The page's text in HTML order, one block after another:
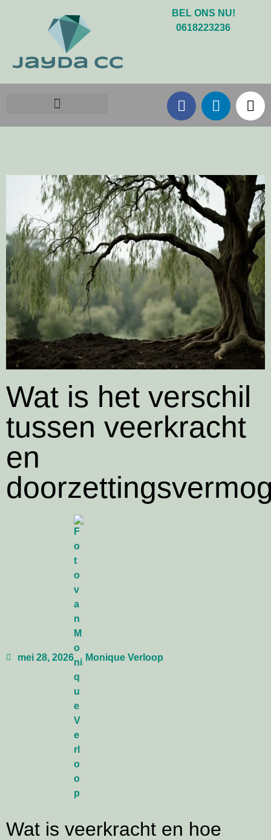
BEL ONS NU!
0618223236
Wat is het verschil
tussen veerkracht
en
mei 28, 2026 Monique Verloop
Wat is veerkracht en hoe